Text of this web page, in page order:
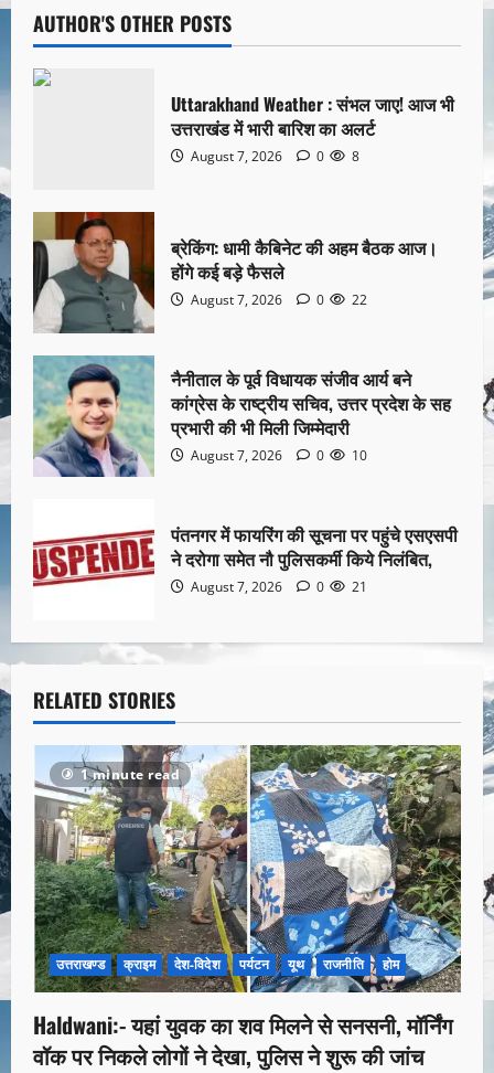
AUTHOR'S OTHER POSTS
Uttarakhand Weather : संभल जाए! आज भी
उत्तराखंड में भारी बारिश का अलर्ट
August 7, 2026 0 8
ब्रेकिंग: धामी कैबिनेट की अहम बैठक आज।
होंगे कई बड़े फैसले
August 7, 2026 0 22
नैनीताल के पूर्व विधायक संजीव आर्य बने
कांग्रेस के राष्ट्रीय सचिव, उत्तर प्रदेश के सह
प्रभारी की भी मिली जिम्मेदारी
August 7, 2026 0 10
पंतनगर में फायरिंग की सूचना पर पहुंचे एसएसपी
ने दरोगा समेत नौ पुलिसकर्मी किये निलंबित,
August 7, 2026 0 21
RELATED STORIES
1 minute read
उत्तराखण्ड क्राइम देश-विदेश पर्यटन यूथ राजनीति होम
Haldwani:- यहां युवक का शव मिलने से सनसनी, मॉर्निंग
वॉक पर निकले लोगों ने देखा, पुलिस ने शुरू की जांच